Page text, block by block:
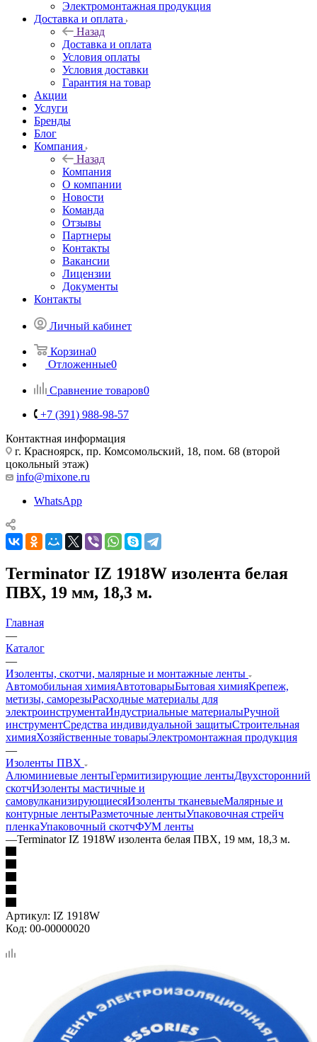
Электромонтажная продукция
Доставка и оплата
Назад
Доставка и оплата
Условия оплаты
Условия доставки
Гарантия на товар
Акции
Услуги
Бренды
Блог
Компания
Назад
Компания
О компании
Новости
Команда
Отзывы
Партнеры
Контакты
Вакансии
Лицензии
Документы
Контакты
Личный кабинет
Корзина0
Отложенные0
Сравнение товаров0
+7 (391) 988-98-57
Контактная информация
г. Красноярск, пр. Комсомольский, 18, пом. 68 (второй
цокольный этаж)
info@mixone.ru
WhatsApp
Terminator IZ 1918W изолента белая
ПВХ, 19 мм, 18,3 м.
Главная
—
Каталог
—
Изоленты, скотчи, малярные и монтажные ленты
Автомобильная химияАвтотоварыБытовая химияКрепеж,
метизы, саморезыРасходные материалы для
электроинструментаИндустриальные материалыРучной
инструментСредства индивидуальной защитыСтроительная
химияХозяйственные товарыЭлектромонтажная продукция
—
Изоленты ПВХ
Алюминиевые лентыГермитизирующие лентыДвухсторонний
скотчИзоленты мастичные и
самовулканизирующиесяИзоленты тканевыеМалярные и
контурные лентыРазметочные лентыУпаковочная стрейч
пленкаУпаковочный скотчФУМ ленты
—Terminator IZ 1918W изолента белая ПВХ, 19 мм, 18,3 м.
Артикул: IZ 1918W
Код: 00-00000020